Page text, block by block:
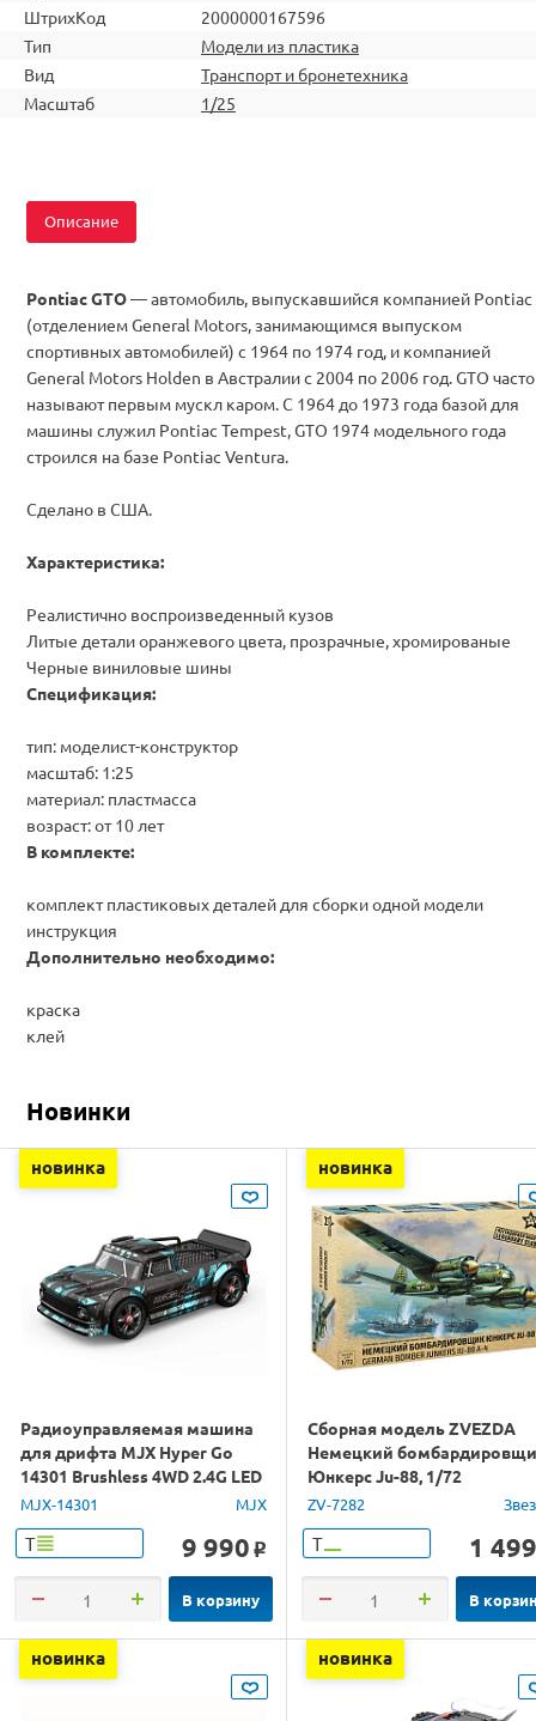
ШтрихКод
2000000167596
Тип
Модели из пластика
Вид
Транспорт и бронетехника
Масштаб
1/25
Описание
Pontiac GTO— автомобиль, выпускавшийся компанией Pontiac
(отделением General Motors, занимающимся выпуском
спортивных автомобилей) с 1964 по 1974 год, и компанией
General Motors Holden в Австралии с 2004 по 2006 год. GTO часто
называют первым мускл каром. C 1964 до 1973 года базой для
машины служил Pontiac Tempest, GTO 1974 модельного года
строился на базе Pontiac Ventura.
Сделано в США.
Характеристика:
Реалистично воспроизведенный кузов
Литые деталиоранжевого цвета, прозрачные, хромированые
Черные виниловые шины
Спецификация:
тип: моделист-конструктор
масштаб: 1:25
материал: пластмасса
возраст: от 10 лет
В комплекте:
комплект пластиковых деталей для сборки одной модели
инструкция
Дополнительно необходимо:
краска
клей
Новинки
новинка
Радиоуправляемая машина
для дрифта MJX Hyper Go
14301 Brushless 4WD 2.4G LED
1/14 RTR
MJX-14301 MJX
Т 9 990 o
В корзину
новинка
Сборная модель ZVEZDA
Немецкий
Юнкерс Ju-88, 1/72
ZV-7282
Т 1 499
В
новинка новинка